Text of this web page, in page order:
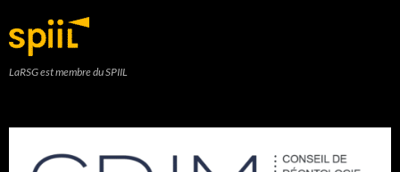
LaRSG est membre du SPIIL